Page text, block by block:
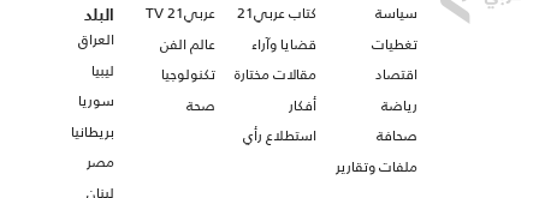
سياسة
تغطيات
اقتصاد
رياضة
صحافة
ملفات وتقارير
كتاب عربي21
قضايا وآراء
مقالات مختارة
أفكار
استطلاع رأي
عربي21 TV
عالم الفن
تكنولوجيا
صحة
البلد
العراق
ليبيا
سوريا
بريطانيا
مصر
لبنان